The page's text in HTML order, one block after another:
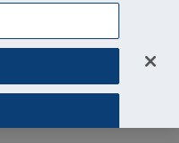
Accedi all'area riservata